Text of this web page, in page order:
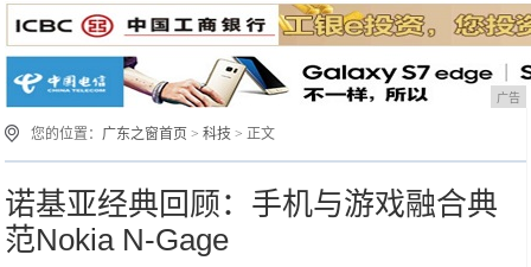
广告
您的位置： 广东之窗首页 >科技 > 正文
诺基亚经典回顾：手机与游戏融合典
范Nokia N-Gage